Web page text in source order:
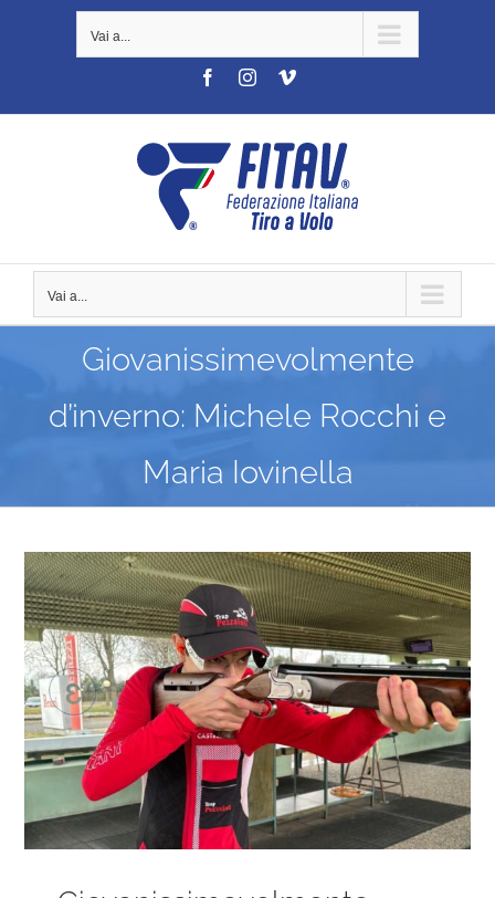
Vai a...
FacebookInstagramVimeo
Vai a...
Giovanissimevolmente
d’inverno: Michele Rocchi e
Maria Iovinella
Ingrandisci
immagine